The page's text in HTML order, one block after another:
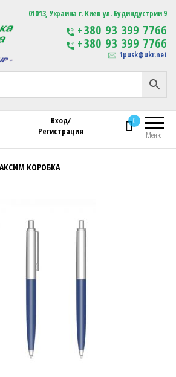
Сувенирная Компания Изготовление
сувенирной продукции
с логотипом
01013, Украина г. Киев ул. Будиндустрии 9
+380 93 399 7766
+380 93 399 7766
1pusk@ukr.net
Меню
0
Вход/
Регистрация
Компания
КОРОБКА